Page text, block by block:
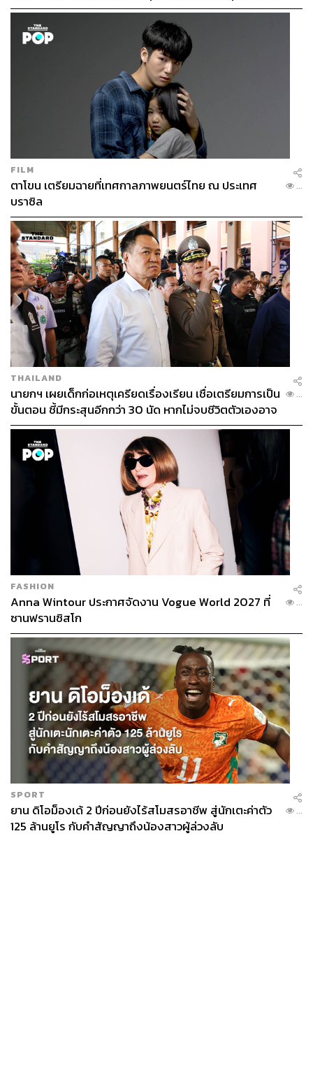
ล้าน
FILM
ตาโขน เตรียมฉายที่เทศกาลภาพยนตร์ไทย ณ ประเทศ
บราซิล
...
THAILAND
นายกฯ เผยเด็กก่อเหตุเครียดเรื่องเรียน เชื่อเตรียมการเป็น
ขั้นตอน ชี้มีกระสุนอีกกว่า 30 นัด หากไม่จบชีวิตตัวเองอาจ
สูญเสียเพิ่ม
...
FASHION
Anna Wintour ประกาศจัดงาน Vogue World 2027 ที่
ซานฟรานซิสโก
...
SPORT
ยาน ดิโอม็องเด้ 2 ปีก่อนยังไร้สโมสรอาชีพ สู่นักเตะค่าตัว
125 ล้านยูโร กับคำสัญญาถึงน้องสาวผู้ล่วงลับ
...